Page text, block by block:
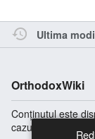
Ultima
OrthodoxWiki
Conținutul este
cazurile în care se